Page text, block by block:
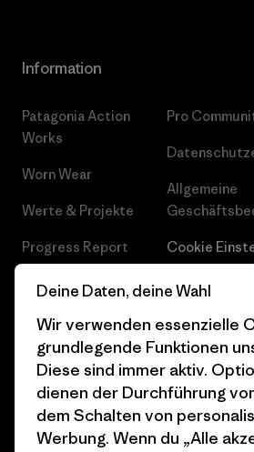
Information
Patagonia Action
Works
Worn Wear
Werte & Projekte
Progress Report
Business Unusual
Klimaziele
1% For The Planet
Wie wir finanzieren
Geschenkgutscheine
Pro
Allgemeine
Cookie
Karriere
Industry
Affiliate-
Patagonia
Deine Daten, deine Wahl
Wir verwenden essenzielle
grundlegende Funktionen
Diese sind immer aktiv.
dienen der Durchführung
dem Schalten von
Werbung. Wenn du „Alle